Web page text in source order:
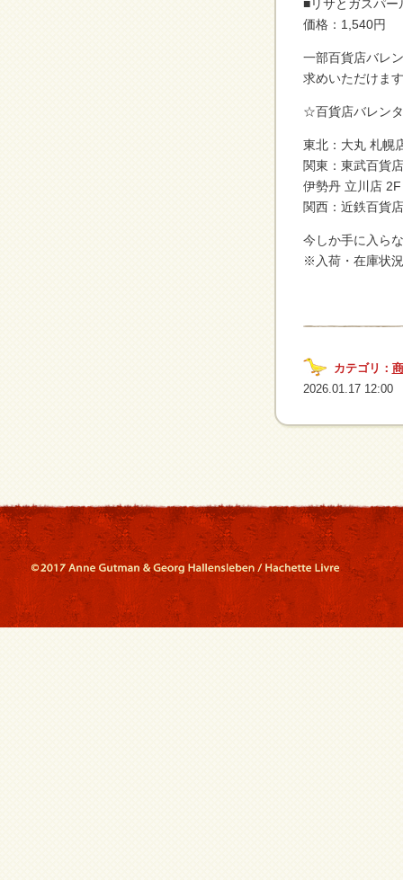
■リサとガスパー
価格：1,540円
一部百貨店バレ
求めいただけま
☆百貨店バレン
東北：大丸 札幌
関東：東武百貨
伊勢丹 立川店 2F
関西：近鉄百貨
今しか手に入ら
※入荷・在庫状
カテゴリ：
2026.01.17 12:00